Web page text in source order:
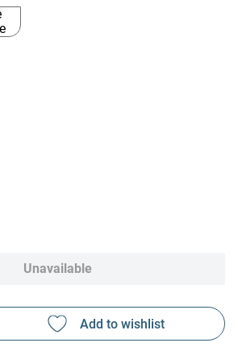
Unavailable